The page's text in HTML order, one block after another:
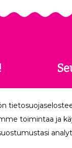
Tilaa
toimintaa ja